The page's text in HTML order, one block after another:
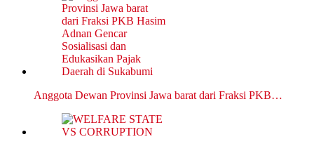
Anggota Dewan Provinsi Jawa barat dari Fraksi PKB…